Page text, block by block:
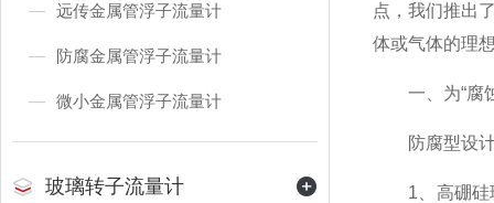
远传金属管浮子流量计
防腐金属管浮子流量计
微小金属管浮子流量计
玻璃转子流量计
点，我们推出
体或气体的理
一、为“腐蚀
防腐型设计
1、高硼硅玻